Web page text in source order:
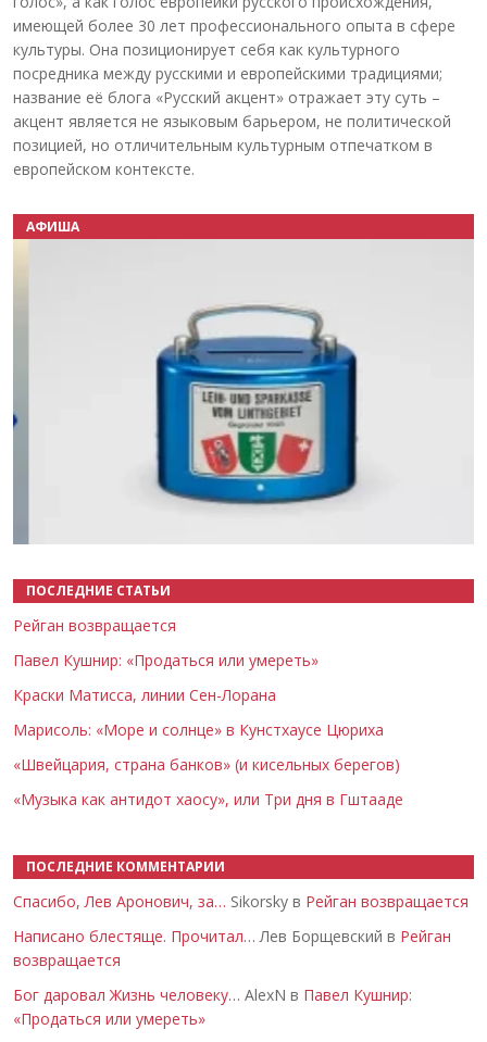
имеющей более 30 лет профессионального опыта в сфере
культуры. Она позиционирует себя как культурного
посредника между русскими и европейскими традициями;
название её блога «Русский акцент» отражает эту суть –
акцент является не языковым барьером, не политической
позицией, но отличительным культурным отпечатком в
европейском контексте.
АФИША
ПОСЛЕДНИЕ СТАТЬИ
Рейган возвращается
Павел Кушнир: «Продаться или умереть»
Краски Матисса, линии Сен-Лорана
Марисоль: «Море и солнце» в Кунстхаусе Цюриха
«Швейцария, страна банков» (и кисельных берегов)
«Музыка как антидот хаосу», или Три дня в Гштааде
ПОСЛЕДНИЕ КОММЕНТАРИИ
Спасибо, Лев Аронович, за… Sikorsky в Рейган возвращается
Написано блестяще. Прочитал… Лев Борщевский в Рейган
возвращается
Бог даровал Жизнь человеку… AlexN в Павел Кушнир:
«Продаться или умереть»